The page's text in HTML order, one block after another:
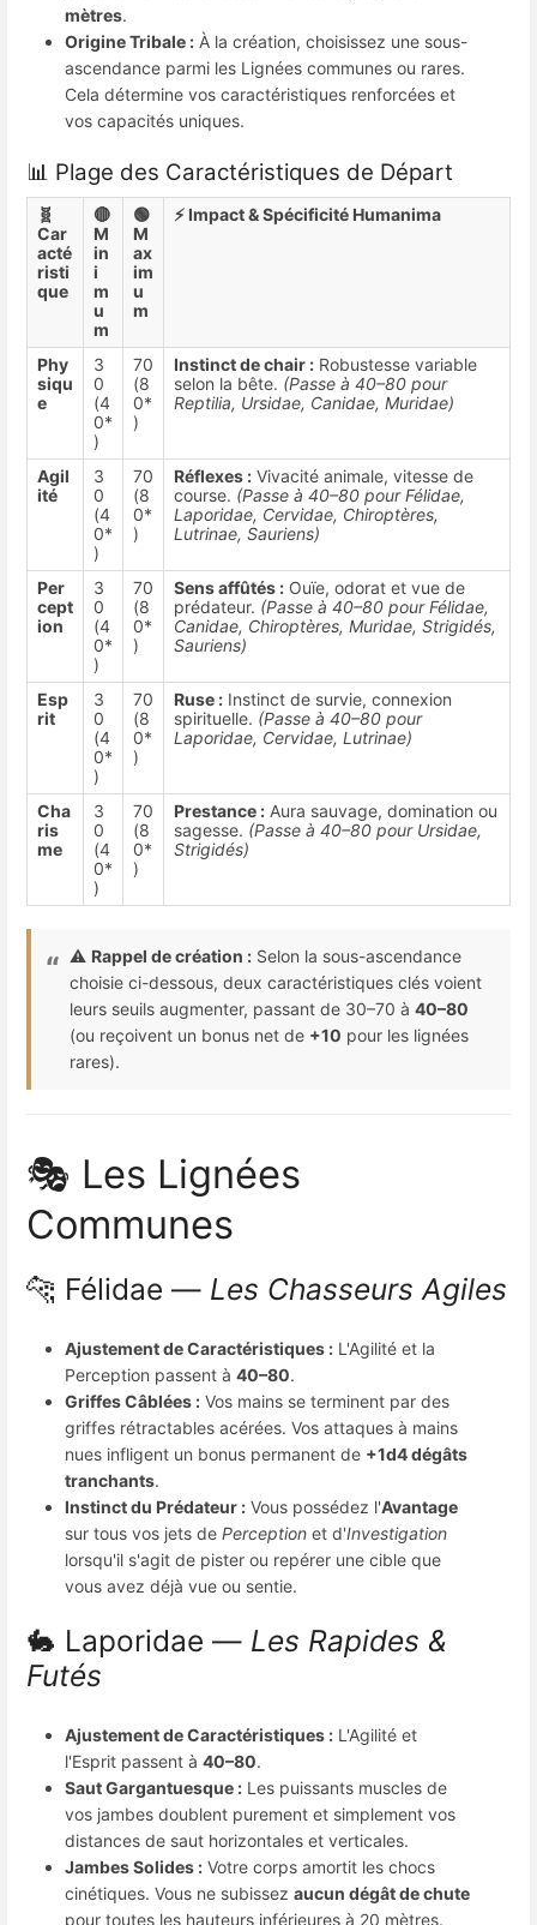
mètres.
Origine Tribale : À la création, choisissez une sous-
ascendance parmi les Lignées communes ou rares.
Cela détermine vos caractéristiques renforcées et
vos capacités uniques.
📊 Plage des Caractéristiques de Départ
🧬
Car
acté
risti
que
🔴
M
in
i
m
u
m
🟢
M
ax
im
u
m
⚡ Impact & Spécificité Humanima
Phy
siqu
e
3
0
(4
0*
)
70
(8
0*
)
Instinct de chair : Robustesse variable
selon la bête. (Passe à 40–80 pour
Reptilia, Ursidae, Canidae, Muridae)
Agil
ité
3
0
(4
0*
)
70
(8
0*
)
Réflexes : Vivacité animale, vitesse de
course. (Passe à 40–80 pour Félidae,
Laporidae, Cervidae, Chiroptères,
Lutrinae, Sauriens)
Per
cept
ion
3
0
(4
0*
)
70
(8
0*
)
Sens affûtés : Ouïe, odorat et vue de
prédateur. (Passe à 40–80 pour Félidae,
Canidae, Chiroptères, Muridae, Strigidés,
Sauriens)
Esp
rit
3
0
(4
0*
)
70
(8
0*
)
Ruse : Instinct de survie, connexion
spirituelle. (Passe à 40–80 pour
Laporidae, Cervidae, Lutrinae)
Cha
ris
me
3
0
(4
0*
)
70
(8
0*
)
Prestance : Aura sauvage, domination ou
sagesse. (Passe à 40–80 pour Ursidae,
Strigidés)
⚠️ Rappel de création : Selon la sous-ascendance
choisie ci-dessous, deux caractéristiques clés voient
leurs seuils augmenter, passant de 30–70 à 40–80
(ou reçoivent un bonus net de +10 pour les lignées
rares).
🎭 Les Lignées
Communes
🐆 Félidae — Les Chasseurs Agiles
Ajustement de Caractéristiques : L'Agilité et la
Perception passent à 40–80.
Griffes Câblées : Vos mains se terminent par des
griffes rétractables acérées. Vos attaques à mains
nues infligent un bonus permanent de +1d4 dégâts
tranchants.
Instinct du Prédateur : Vous possédez l'Avantage
sur tous vos jets de Perception et d'Investigation
lorsqu'il s'agit de pister ou repérer une cible que
vous avez déjà vue ou sentie.
🐇 Laporidae — Les Rapides &
Futés
Ajustement de Caractéristiques : L'Agilité et
l'Esprit passent à 40–80.
Saut Gargantuesque : Les puissants muscles de
vos jambes doublent purement et simplement vos
distances de saut horizontales et verticales.
Jambes Solides : Votre corps amortit les chocs
cinétiques. Vous ne subissez aucun dégât de chute
pour toutes les hauteurs inférieures à 20 mètres.